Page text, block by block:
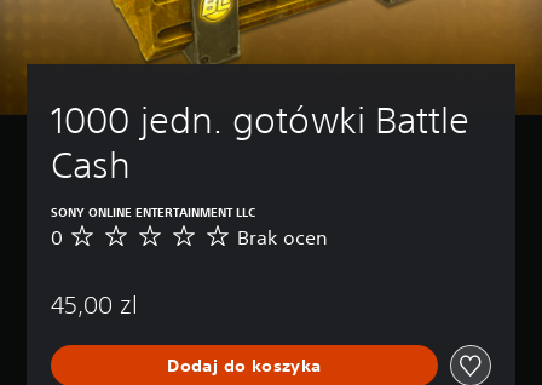
1000 jedn. gotówki Battle
Cash
SONY ONLINE ENTERTAINMENT LLC
B
k
c
e
0 Brak ocen
45,00 zl
Dodaj do koszyka